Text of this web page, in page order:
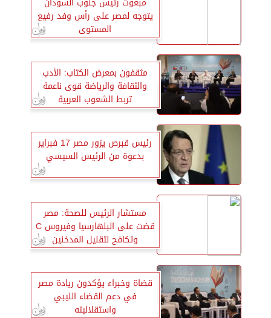
يتوجه لمصر على رأس وفد رفيع
المستوى
مثقفون بمعرض الكتاب: الأدب
والثقافة والرياضة قوى ناعمة
تربط الشعوب العربية
رئيس قبرص يزور مصر 17 فبراير
بدعوة من الرئيس السيسي
مستشار الرئيس للصحة: مصر
قضت على البلهارسيا وفيروس C
وتكافح لتقليل المدخنين
قضاة وخبراء يؤكدون ريادة مصر
في دعم القضاء الليبي
واستقلاليته